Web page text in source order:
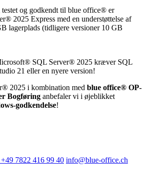
og godkendt til blue office® er
2025 Express med en understøttelse af
lagerplads (tidligere versioner 10 GB
SQL Server® 2025 kræver SQL
21 eller en nyere version!
2025 i kombination med blue office® OP-
Bogføring anbefaler vi i øjeblikket
godkendelse!
7822 416 99 40 info@blue-office.ch